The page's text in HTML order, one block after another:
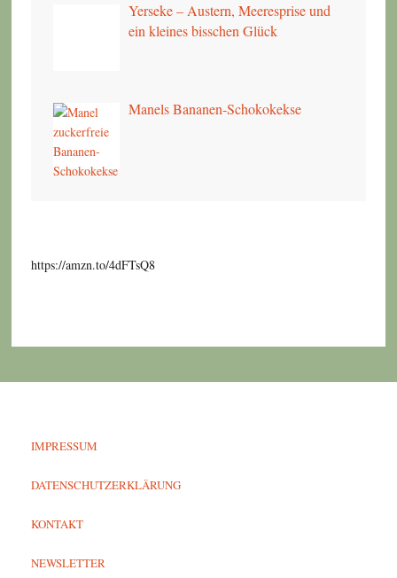
Yerseke – Austern, Meeresprise und
ein kleines bisschen Glück
Manels Bananen-Schokokekse
https://amzn.to/4dFTsQ8
IMPRESSUM
DATENSCHUTZERKLÄRUNG
KONTAKT
NEWSLETTER